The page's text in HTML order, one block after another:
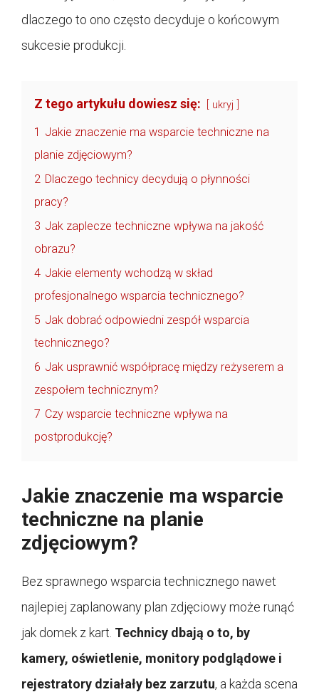
dlaczego to ono często decyduje o końcowym
sukcesie produkcji.
Z tego artykułu dowiesz się: ukryj
1 Jakie znaczenie ma wsparcie techniczne na
planie zdjęciowym?
2 Dlaczego technicy decydują o płynności
pracy?
3 Jak zaplecze techniczne wpływa na jakość
obrazu?
4 Jakie elementy wchodzą w skład
profesjonalnego wsparcia technicznego?
5 Jak dobrać odpowiedni zespół wsparcia
technicznego?
6 Jak usprawnić współpracę między reżyserem a
zespołem technicznym?
7 Czy wsparcie techniczne wpływa na
postprodukcję?
Jakie znaczenie ma wsparcie
techniczne na planie
zdjęciowym?
Bez sprawnego wsparcia technicznego nawet
najlepiej zaplanowany plan zdjęciowy może runąć
jak domek z kart. Technicy dbają o to, by
kamery, oświetlenie, monitory podglądowe i
rejestratory działały bez zarzutu, a każda scena